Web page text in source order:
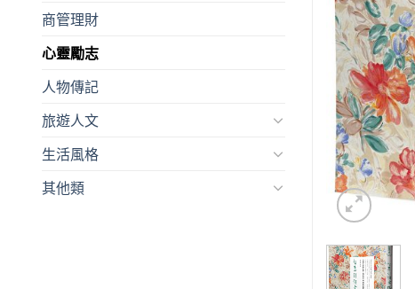
商管理財
心靈勵志
人物傳記
旅遊人文
生活風格
其他類